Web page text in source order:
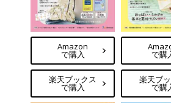
Amazon
で購入
楽天ブックス
で購入
で購
楽天ブ
で購